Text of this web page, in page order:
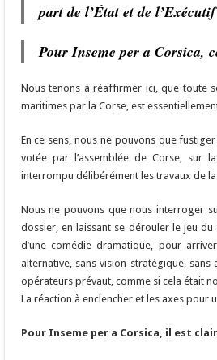
part de l’État et de l’Exécutif
Pour Inseme per a Corsica,
Nous tenons à réaffirmer ici, que toute
maritimes par la Corse, est
En ce sens, nous ne pouvons que
votée par l’assemblée de Corse, sur
interrompu délibérément les travaux de
Nous ne pouvons que nous interroger
dossier, en laissant se dérouler le jeu
d’une comédie dramatique, pour
alternative, sans vision stratégique,
opérateurs prévaut, comme si cela était
La réaction à enclencher et les axes pour
Pour Inseme per a Corsica, il est